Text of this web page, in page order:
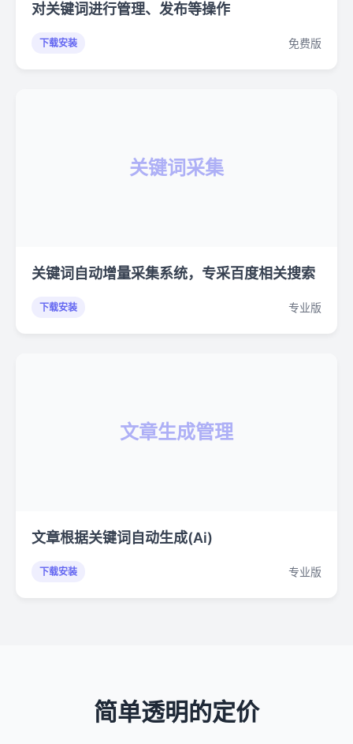
对关键词进行管理、发布等操作
下载安装 免费版
关键词采集
关键词自动增量采集系统，专采百度相关搜索
下载安装 专业版
文章生成管理
文章根据关键词自动生成(Ai)
下载安装 专业版
简单透明的定价